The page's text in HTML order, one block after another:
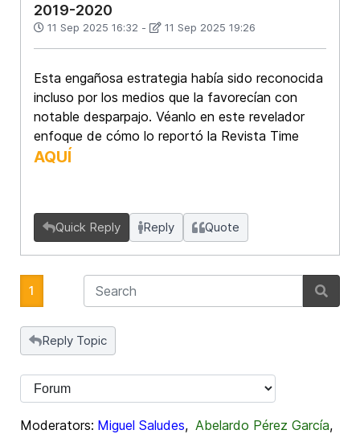
2019-2020
11 Sep 2025 16:32 - 11 Sep 2025 19:26
Esta engañosa estrategia había sido reconocida
incluso por los medios que la favorecían con
notable desparpajo. Véanlo en este revelador
enfoque de cómo lo reportó la Revista Time
AQUÍ
Quick Reply Reply Quote
1
Reply Topic
Moderators: Miguel Saludes, Abelardo Pérez García,